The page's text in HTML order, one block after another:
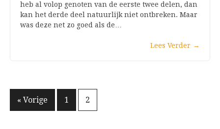
heb al volop genoten van de eerste twee delen, dan
kan het derde deel natuurlijk niet ontbreken. Maar
was deze net zo goed als de…
Lees Verder →
Berichten
« Vorige 1 2